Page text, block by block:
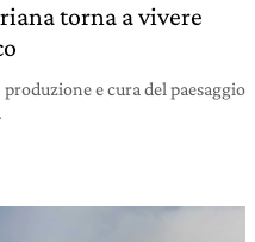
torna a vivere
e cura del paesaggio